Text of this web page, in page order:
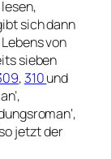
sich dann
von
sieben
, 310und
jetzt der